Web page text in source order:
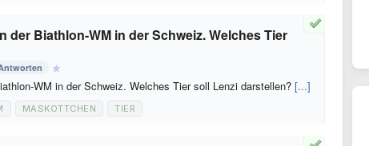
der Biathlon-WM in der Schweiz. Welches Tier
WM in der Schweiz. Welches Tier soll Lenzi darstellen? [...]
MASKOTTCHEN TIER